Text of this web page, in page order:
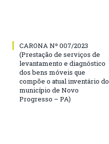
CARONA Nº 007/2023
(Prestação de serviços de
levantamento e diagnóstico
dos bens móveis que
compõe o atual inventário do
município de Novo
Progresso – PA)